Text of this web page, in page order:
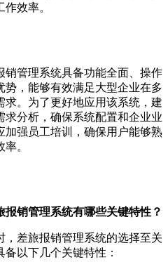
效率。
销管理系统具备功能全面、操作
，能够有效满足大型企业在多
求。为了更好地应用该系统，建
分析，确保系统配置和企业业
加强员工培训，确保用户能够熟
。
报销管理系统有哪些关键特性？
，差旅报销管理系统的选择至关
以下几个关键特性：